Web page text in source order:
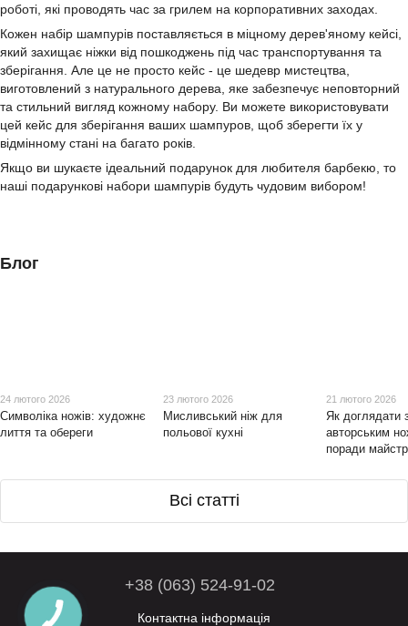
роботі, які проводять час за грилем на корпоративних заходах.
Кожен набір шампурів поставляється в міцному дерев'яному кейсі,
який захищає ніжки від пошкоджень під час транспортування та
зберігання. Але це не просто кейс - це шедевр мистецтва,
виготовлений з натурального дерева, яке забезпечує неповторний
та стильний вигляд кожному набору. Ви можете використовувати
цей кейс для зберігання ваших шампуров, щоб зберегти їх у
відмінному стані на багато років.
Якщо ви шукаєте ідеальний подарунок для любителя барбекю, то
наші подарункові набори шампурів будуть чудовим вибором!
Блог
24 лютого 2026
Символіка ножів: художнє
лиття та обереги
23 лютого 2026
Мисливський ніж для
польової кухні
21 лютого 2026
Як доглядати
авторським
поради
Всі статті
+38 (063) 524-91-02
Контактна інформація